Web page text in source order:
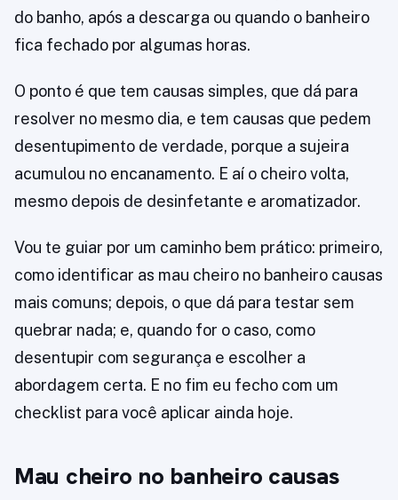
do banho, após a descarga ou quando o banheiro
fica fechado por algumas horas.
O ponto é que tem causas simples, que dá para
resolver no mesmo dia, e tem causas que pedem
desentupimento de verdade, porque a sujeira
acumulou no encanamento. E aí o cheiro volta,
mesmo depois de desinfetante e aromatizador.
Vou te guiar por um caminho bem prático: primeiro,
como identificar as mau cheiro no banheiro causas
mais comuns; depois, o que dá para testar sem
quebrar nada; e, quando for o caso, como
desentupir com segurança e escolher a
abordagem certa. E no fim eu fecho com um
checklist para você aplicar ainda hoje.
Mau cheiro no banheiro causas